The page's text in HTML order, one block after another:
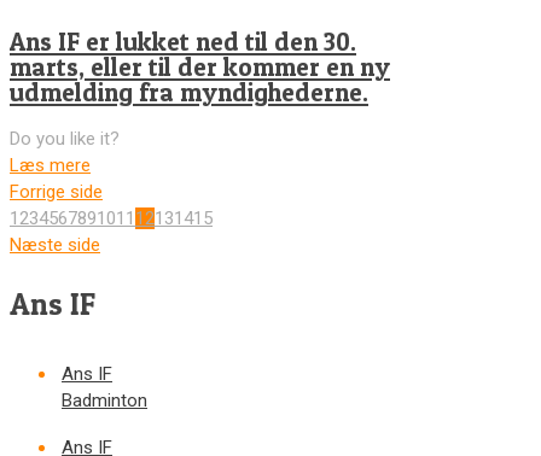
Ans IF er lukket ned til den 30.
marts, eller til der kommer en ny
udmelding fra myndighederne.
Do you like it?
Læs mere
Forrige side
1 234567891011 12131415
Næste side
Ans IF
Ans IF
Badminton
Ans IF